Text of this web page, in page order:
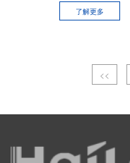
了解更多
<<